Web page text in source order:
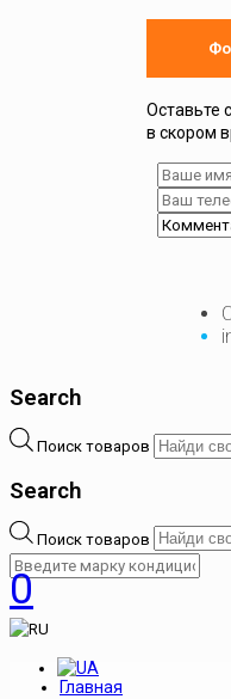
Оставьте
в скором
Search
Поиск товаров
Search
Поиск товаров
0
Главная